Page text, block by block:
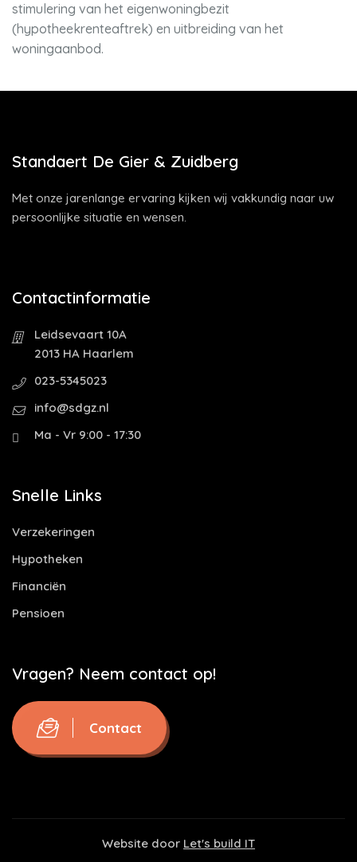
stimulering van het eigenwoningbezit
(hypotheekrenteaftrek) en uitbreiding van het
woningaanbod.
Standaert De Gier & Zuidberg
Met onze jarenlange ervaring kijken wij vakkundig naar uw
persoonlijke situatie en wensen.
Contactinformatie
Leidsevaart 10A
2013 HA Haarlem
023-5345023
info@sdgz.nl
Ma - Vr 9:00 - 17:30
Snelle Links
Verzekeringen
Hypotheken
Financiën
Pensioen
Vragen? Neem contact op!
Contact
Website door Let's build IT